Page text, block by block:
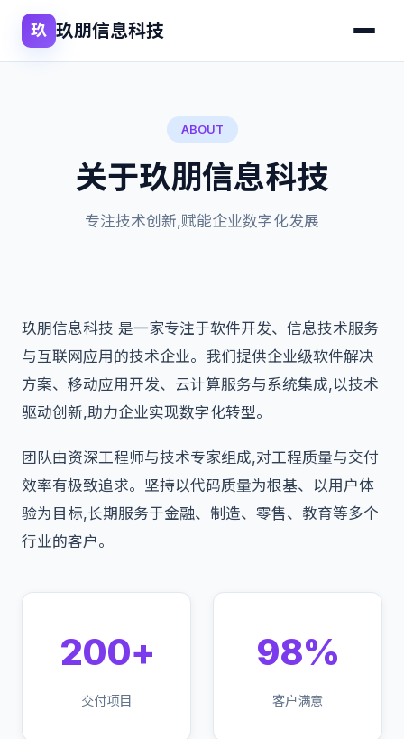
玖 玖朋信息科技
ABOUT
关于玖朋信息科技
专注技术创新,赋能企业数字化发展
玖朋信息科技 是一家专注于软件开发、信息技术服务
与互联网应用的技术企业。我们提供企业级软件解决
方案、移动应用开发、云计算服务与系统集成,以技术
驱动创新,助力企业实现数字化转型。
团队由资深工程师与技术专家组成,对工程质量与交付
效率有极致追求。坚持以代码质量为根基、以用户体
验为目标,长期服务于金融、制造、零售、教育等多个
行业的客户。
200+
交付项目
98%
客户满意